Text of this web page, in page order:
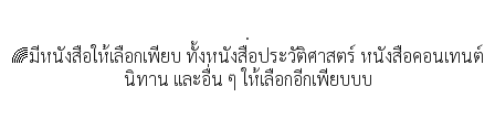
.
🌈มีหนังสือให้เลือกเพียบ ทั้งหนังสือประวัติศาสตร์ หนังสือคอนเทนต์
นิทาน และอื่น ๆ ให้เลือกอีกเพียบบบ